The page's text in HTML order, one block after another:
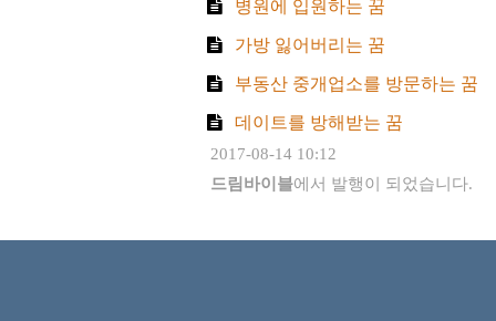
병원에 입원하는 꿈
가방 잃어버리는 꿈
부동산 중개업소를 방문하는 꿈
데이트를 방해받는 꿈
2017-08-14 10:12
드림바이블에서 발행이 되었습니다.